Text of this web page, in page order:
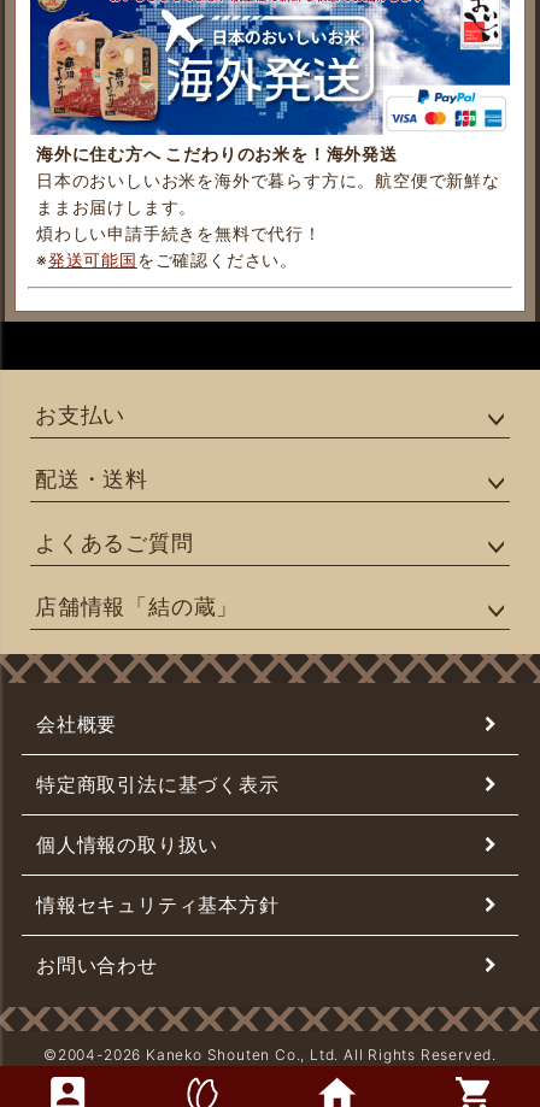
海外に住む方へ こだわりのお米を！海外発送
日本のおいしいお米を海外で暮らす方に。航空便で新鮮な
ままお届けします。
煩わしい申請手続きを無料で代行！
※発送可能国をご確認ください。
お支払い
配送・送料
よくあるご質問
店舗情報「結の蔵」
会社概要
特定商取引法に基づく表示
個人情報の取り扱い
情報セキュリティ基本方針
お問い合わせ
©2004-2026 Kaneko Shouten Co., Ltd. All Rights Reserved.